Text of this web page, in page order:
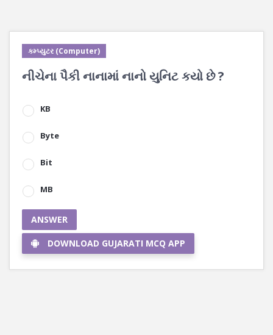
કમ્પ્યુટર (Computer)
નીચેના પૈકી નાનામાં નાનો યુનિટ કયો છે ?
KB
Byte
Bit
MB
ANSWER
DOWNLOAD GUJARATI MCQ APP